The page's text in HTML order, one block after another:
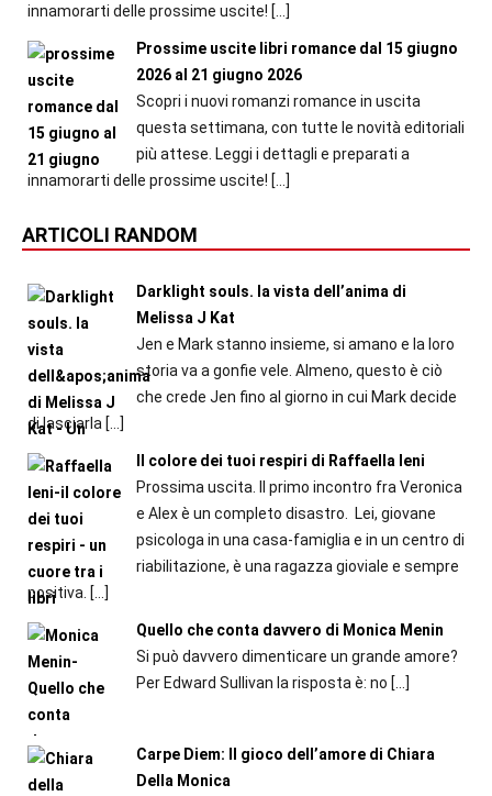
innamorarti delle prossime uscite! […]
Prossime uscite libri romance dal 15 giugno
2026 al 21 giugno 2026
Scopri i nuovi romanzi romance in uscita
questa settimana, con tutte le novità editoriali
più attese. Leggi i dettagli e preparati a
innamorarti delle prossime uscite! […]
ARTICOLI RANDOM
Darklight souls. la vista dell’anima di
Melissa J Kat
Jen e Mark stanno insieme, si amano e la loro
storia va a gonfie vele. Almeno, questo è ciò
che crede Jen fino al giorno in cui Mark decide
di lasciarla […]
Il colore dei tuoi respiri di Raffaella Ieni
Prossima uscita. Il primo incontro fra Veronica
e Alex è un completo disastro. Lei, giovane
psicologa in una casa-famiglia e in un centro di
riabilitazione, è una ragazza gioviale e sempre
positiva. […]
Quello che conta davvero di Monica Menin
Si può davvero dimenticare un grande amore?
Per Edward Sullivan la risposta è: no […]
Carpe Diem: Il gioco dell’amore di Chiara
Della Monica